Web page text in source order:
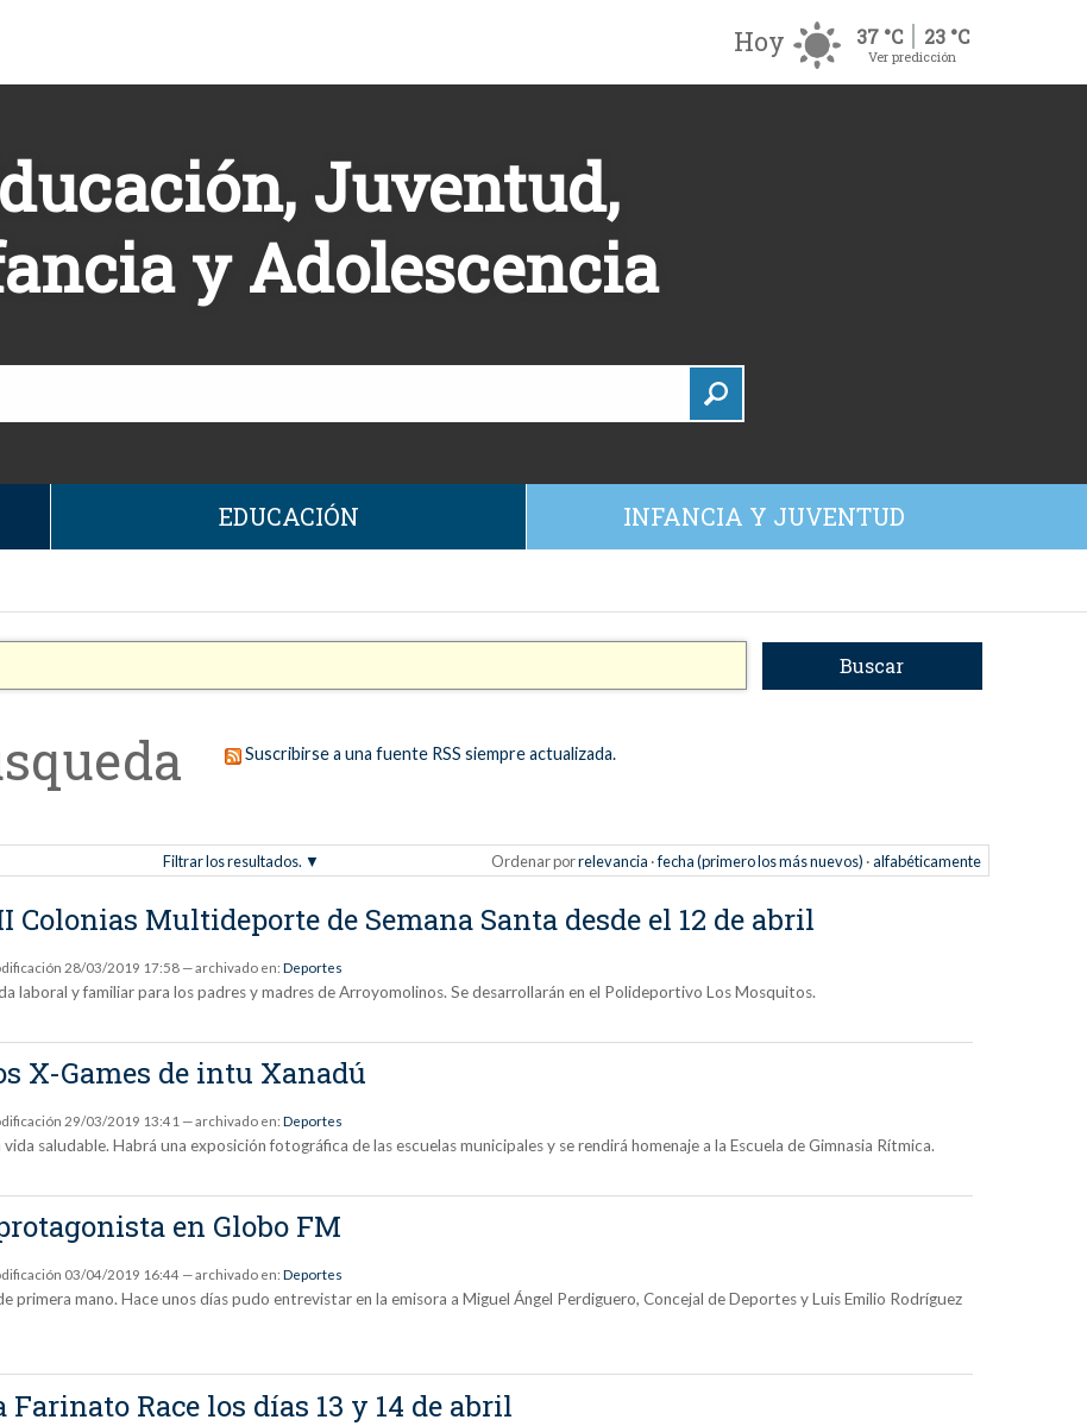
Hoy 37 °C 23 °C
Ver predicción
Juventud,
y Adolescencia
EDUCACIÓN INFANCIA Y JUVENTUD
Suscribirse a una fuente RSS siempre actualizada.
Filtrar los resultados. Ordenar porrelevancia ·fecha (primero los más nuevos) ·alfabéticamente
Multideporte de Semana Santa desde el 12 de abril
28/03/2019 17:58 — archivado en:Deportes
laboral y familiar para los padres y madres de Arroyomolinos. Se desarrollarán en el Polideportivo Los Mosquitos.
X-Games de intu Xanadú
29/03/2019 13:41 — archivado en:Deportes
saludable. Habrá una exposición fotográfica de las escuelas municipales y se rendirá homenaje a la Escuela de Gimnasia Rítmica.
en Globo FM
03/04/2019 16:44 — archivado en:Deportes
mano. Hace unos días pudo entrevistar en la emisora a Miguel Ángel Perdiguero, Concejal de Deportes y Luis Emilio Rodríguez
Race los días 13 y 14 de abril